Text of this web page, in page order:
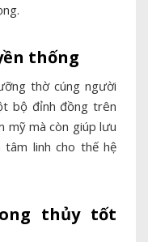
thống
thờ cúng người
bộ đỉnh đồng trên
mỹ mà còn giúp lưu
linh cho thế hệ
thủy tốt